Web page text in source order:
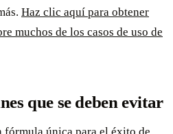
Haz clic aquí para obtener
muchos de los casos de uso de
que se deben evitar